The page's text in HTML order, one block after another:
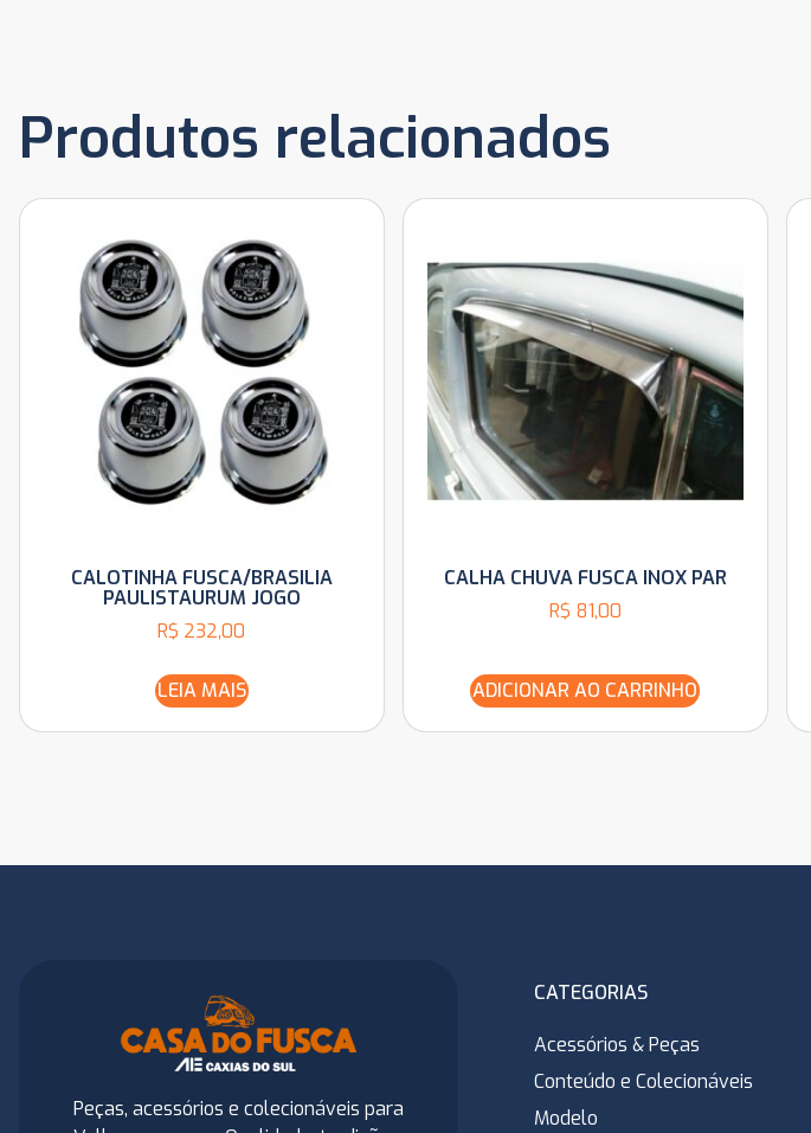
Produtos relacionados
CALOTINHA FUSCA/BRASILIA
PAULISTAURUM JOGO
R$ 232,00
LEIA MAIS
CALHA CHUVA FUSCA INOX PAR
R$ 81,00
ADICIONAR AO CARRINHO
Peças, acessórios e colecionáveis para
CATEGORIAS
Acessórios & Peças
Conteúdo e Colecionáveis
Modelo